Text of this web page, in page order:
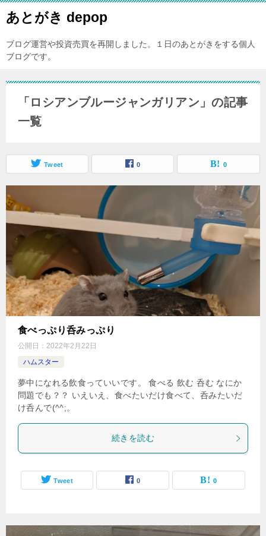
あとがき depop
ブログ運営や投資売買を再開しました。１日のあとがきをする個人
ブログです。
「ロシアンブルージャンガリアン」の記事
一覧
Tweet 0 0
食べっぷり呑みっぷり
公開日： 2022年2月22日
ハムスター
夢中になれる飲食っていいです。 食べる 飲む 呑む なにか
問題でも？？ いえいえ、食べたいだけ食べて、呑みたいだ
け呑んで(^^;。
続きを読む
Tweet 0 0